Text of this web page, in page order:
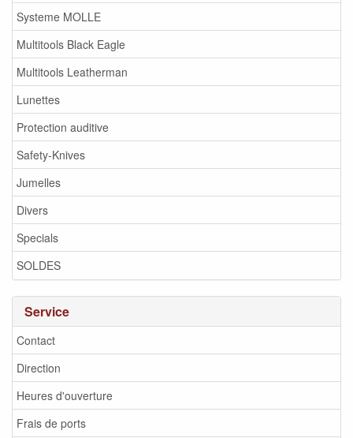
Systeme MOLLE
Multitools Black Eagle
Multitools Leatherman
Lunettes
Protection auditive
Safety-Knives
Jumelles
Divers
Specials
SOLDES
Service
Contact
Direction
Heures d'ouverture
Frais de ports